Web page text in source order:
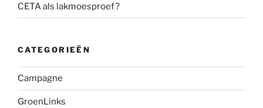
CETA als lakmoesproef?
CATEGORIEËN
Campagne
GroenLinks